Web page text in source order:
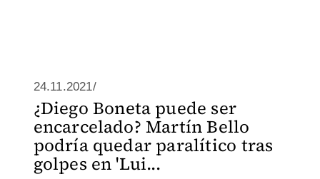
24.11.2021/
¿Diego Boneta puede ser
encarcelado? Martín Bello
podría quedar paralítico tras
golpes en 'Lui...